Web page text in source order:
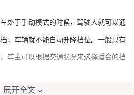
处于手动模式的时候，驾驶人就可以通
，车辆就不能自动升降档位。一般只有
车主可以根据交通状况来选择适合的挡
展开全文